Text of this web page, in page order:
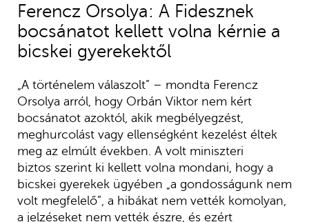
Ferencz Orsolya: A Fidesznek
bocsánatot kellett volna kérnie a
bicskei gyerekektől
„A történelem válaszolt” – mondta Ferencz
Orsolya arról, hogy Orbán Viktor nem kért
bocsánatot azoktól, akik megbélyegzést,
meghurcolást vagy ellenségként kezelést éltek
meg az elmúlt években. A volt miniszteri
biztos szerint ki kellett volna mondani, hogy a
bicskei gyerekek ügyében „a gondosságunk nem
volt megfelelő”, a hibákat nem vették komolyan,
a jelzéseket nem vették észre, és ezért